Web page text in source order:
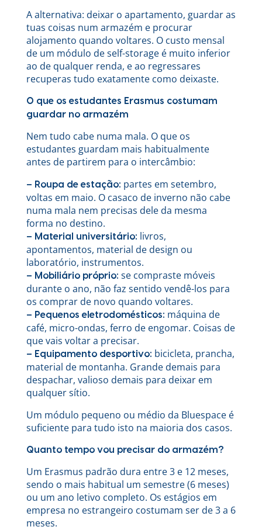
A alternativa: deixar o apartamento, guardar as
tuas coisas num armazém e procurar
alojamento quando voltares. O custo mensal
de um módulo de self-storage é muito inferior
ao de qualquer renda, e ao regressares
recuperas tudo exatamente como deixaste.
O que os estudantes Erasmus costumam
guardar no armazém
Nem tudo cabe numa mala. O que os
estudantes guardam mais habitualmente
antes de partirem para o intercâmbio:
– Roupa de estação: partes em setembro,
voltas em maio. O casaco de inverno não cabe
numa mala nem precisas dele da mesma
forma no destino.
– Material universitário: livros,
apontamentos, material de design ou
laboratório, instrumentos.
– Mobiliário próprio: se compraste móveis
durante o ano, não faz sentido vendê-los para
os comprar de novo quando voltares.
– Pequenos eletrodomésticos: máquina de
café, micro-ondas, ferro de engomar. Coisas de
que vais voltar a precisar.
– Equipamento desportivo: bicicleta, prancha,
material de montanha. Grande demais para
despachar, valioso demais para deixar em
qualquer sítio.
Um módulo pequeno ou médio da Bluespace é
suficiente para tudo isto na maioria dos casos.
Quanto tempo vou precisar do armazém?
Um Erasmus padrão dura entre 3 e 12 meses,
sendo o mais habitual um semestre (6 meses)
ou um ano letivo completo. Os estágios em
empresa no estrangeiro costumam ser de 3 a 6
meses.